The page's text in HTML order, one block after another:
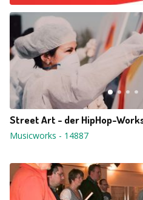
Street Art - der HipHop-
Musicworks - 14887